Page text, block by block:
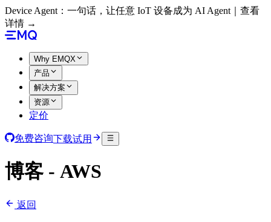
Device Agent：一句话，让任意 IoT 设备成为 AI Agent｜查看
详情 →
Why EMQX
产品
解决方案
资源
定价
免费咨询下载试用
博客 - AWS
返回